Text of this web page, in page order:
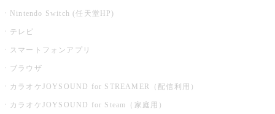
Nintendo Switch (任天堂HP)
テレビ
スマートフォンアプリ
ブラウザ
カラオケJOYSOUND for STREAMER（配信利用）
カラオケJOYSOUND for Steam（家庭用）